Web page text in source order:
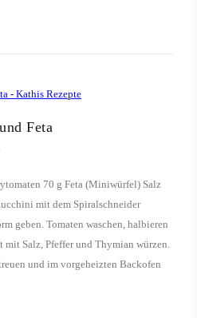
Feta
70 g Feta (Miniwürfel) Salz
mit dem Spiralschneider
geben. Tomaten waschen, halbieren
Salz, Pfeffer und Thymian würzen.
und im vorgeheizten Backofen